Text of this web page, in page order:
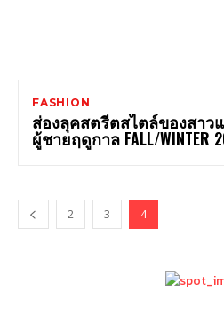
FASHION
ส่องลุคสตรีตสไตล์ของสา
ผู้ชายฤดูกาล FALL/WINTER
2 3 4